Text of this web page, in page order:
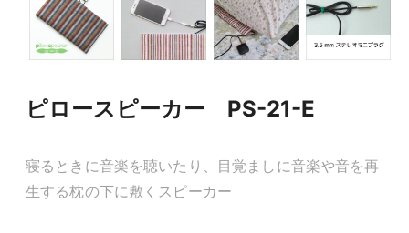
ピロースピーカー PS-21-E
寝るときに音楽を聴いたり、目覚ましに音楽や音を再
生する枕の下に敷くスピーカー